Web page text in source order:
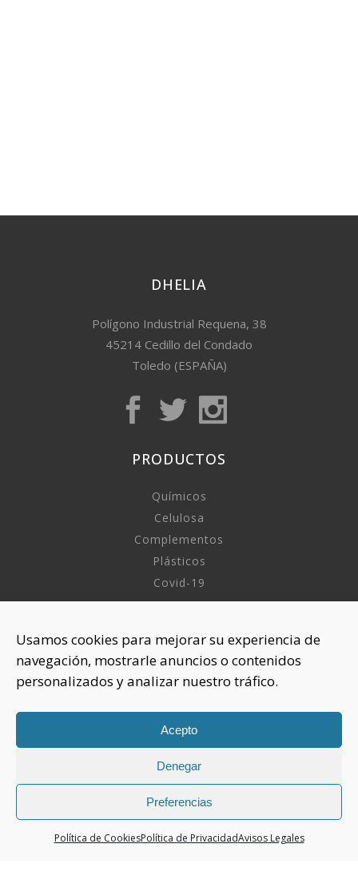
Usamos cookies para mejorar su experiencia de
navegación, mostrarle anuncios o contenidos
personalizados y analizar nuestro tráfico.
Acepto
Denegar
Preferencias
Política de CookiesPolítica de PrivacidadAvisos Legales
DHELIA
Polígono Industrial Requena, 38
45214 Cedillo del Condado
Toledo (ESPAÑA)
PRODUCTOS
Químicos
Celulosa
Complementos
Plásticos
Covid-19
Sobre nosotros
Aviso Legal
Política de Privacidad
Política Cookies
CONTACTAR
925 508 922
dhelia@dhelia.es